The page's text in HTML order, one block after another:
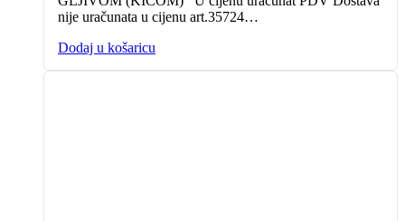
nije uračunata u cijenu art.35724…
Dodaj u košaricu